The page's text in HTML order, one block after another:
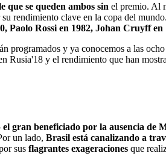
que se queden ambos sin el premio. Al
rendimiento clave en la copa del mundo.
Paolo Rossi en 1982, Johan Cruyff
programados y ya conocemos a las
Rusia'18 y el rendimiento que han
el gran beneficiado por la ausencia de
un lado, Brasil está canalizando a
sus flagrantes exageraciones que